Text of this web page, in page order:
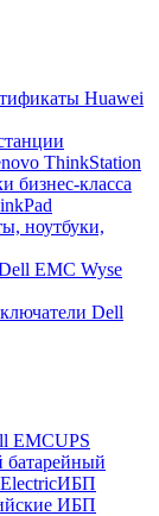
Huawei
ThinkStation
бизнес-класса
ноутбуки,
EMC Wyse
Dell
EMCUPS
батарейный
ИБП
ИБП